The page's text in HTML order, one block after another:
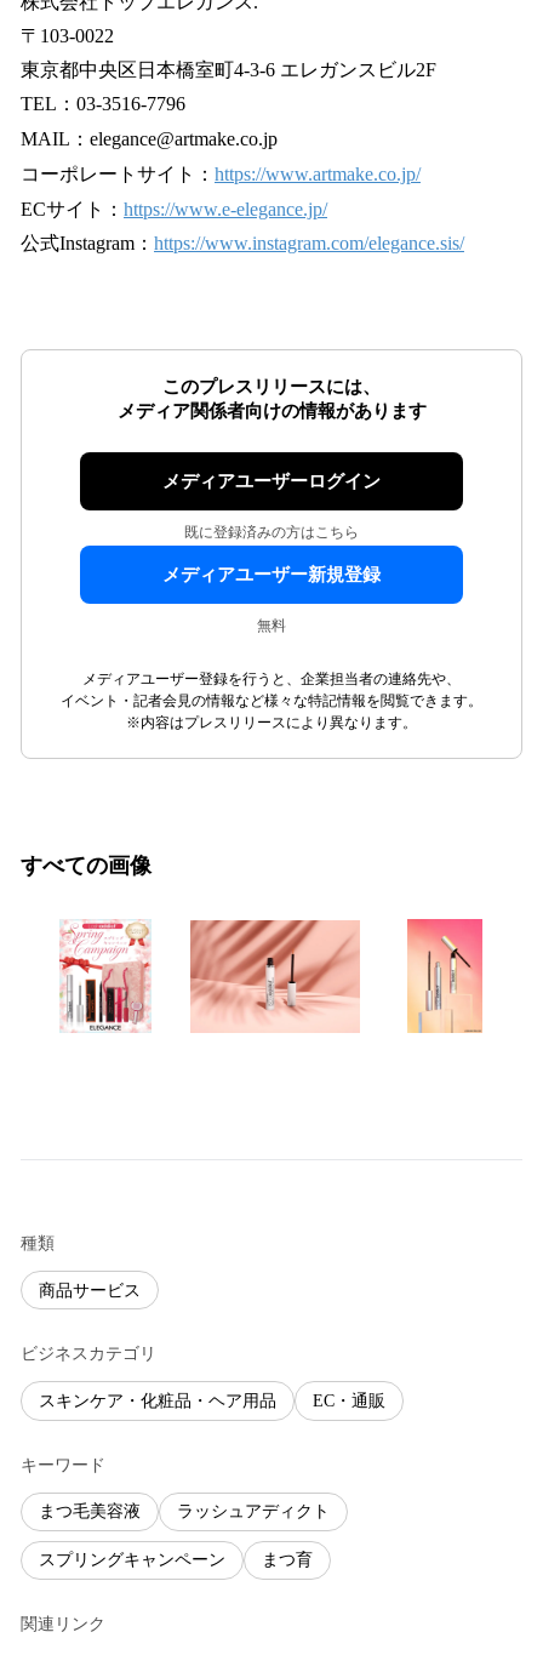
〒103-0022
東京都中央区日本橋室町4-3-6 エレガンスビル2F
TEL：03-3516-7796
MAIL：elegance@artmake.co.jp
コーポレートサイト： https://www.artmake.co.jp/
ECサイト： https://www.e-elegance.jp/
公式Instagram： https://www.instagram.com/elegance.sis/
このプレスリリースには、
メディア関係者向けの情報があります
メディアユーザーログイン
既に登録済みの方はこちら
メディアユーザー新規登録
無料
メディアユーザー登録を行うと、企業担当者の連絡先や、
イベント・記者会見の情報など様々な特記情報を閲覧できます。
※内容はプレスリリースにより異なります。
すべての画像
種類
商品サービス
ビジネスカテゴリ
スキンケア・化粧品・ヘア用品 EC・通販
キーワード
まつ毛美容液 ラッシュアディクト
スプリングキャンペーン まつ育
関連リンク